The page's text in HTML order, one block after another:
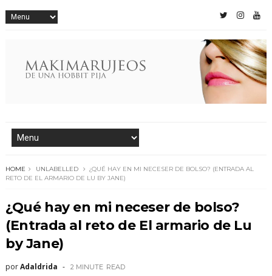
HOME UNLABELLED
¿QUÉ HAY EN MI NECESER DE BOLSO? (ENTRADA AL
RETO DE EL ARMARIO DE LU BY JANE)
¿Qué hay en mi neceser de bolso?
(Entrada al reto de El armario de Lu
by Jane)
porAdaldrida 2 MINUTE READ